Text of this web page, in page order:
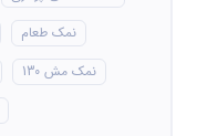
نمک طعام
نمک مش 130